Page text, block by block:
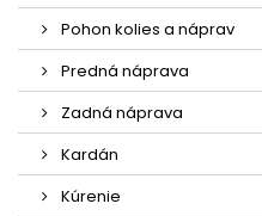
Pohon kolies a náprav
Predná náprava
Zadná náprava
Kardán
Kúrenie